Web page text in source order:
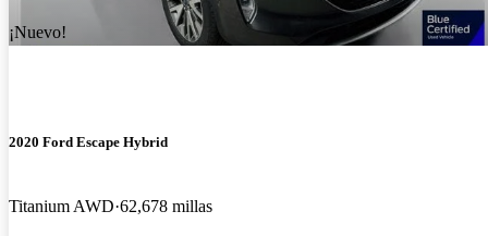
¡Nuevo!
2020 Ford Escape Hybrid
Titanium AWD 62,678 millas